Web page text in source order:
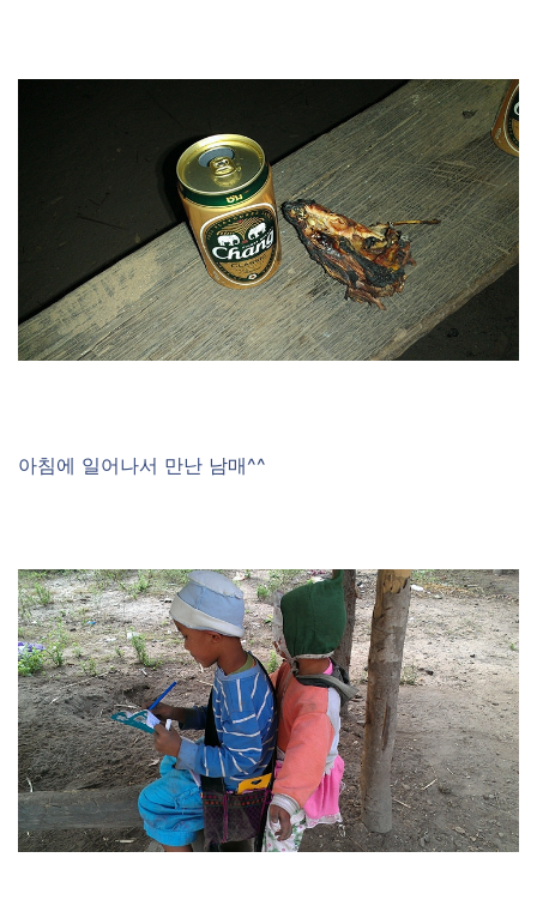
아침에 일어나서 만난 남매^^